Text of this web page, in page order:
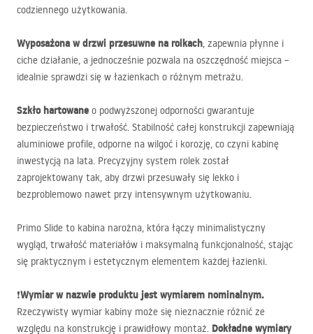
codziennego użytkowania.
Wyposażona w drzwi przesuwne na rolkach, zapewnia płynne i
ciche działanie, a jednocześnie pozwala na oszczędność miejsca –
idealnie sprawdzi się w łazienkach o różnym metrażu.
Szkło hartowane o podwyższonej odporności gwarantuje
bezpieczeństwo i trwałość. Stabilność całej konstrukcji zapewniają
aluminiowe profile, odporne na wilgoć i korozję, co czyni kabinę
inwestycją na lata. Precyzyjny system rolek został
zaprojektowany tak, aby drzwi przesuwały się lekko i
bezproblemowo nawet przy intensywnym użytkowaniu.
Primo Slide to kabina narożna, która łączy minimalistyczny
wygląd, trwałość materiałów i maksymalną funkcjonalność, stając
się praktycznym i estetycznym elementem każdej łazienki.
❗Wymiar w nazwie produktu jest wymiarem nominalnym.
Rzeczywisty wymiar kabiny może się nieznacznie różnić ze
względu na konstrukcję i prawidłowy montaż. Dokładne wymiary